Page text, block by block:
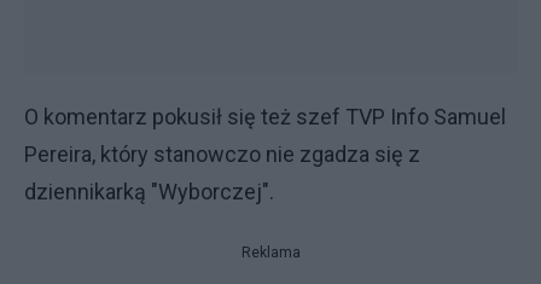
O komentarz pokusił się też szef TVP Info Samuel
Pereira, który stanowczo nie zgadza się z
dziennikarką "Wyborczej".
Reklama